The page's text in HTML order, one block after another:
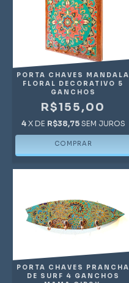
PORTA CHAVES MANDALA
FLORAL DECORATIVO 5
GANCHOS
R$155,00
4 X DE R$38,75 SEM JUROS
PORTA CHAVES PRANCHA
DE SURF 4 GANCHOS